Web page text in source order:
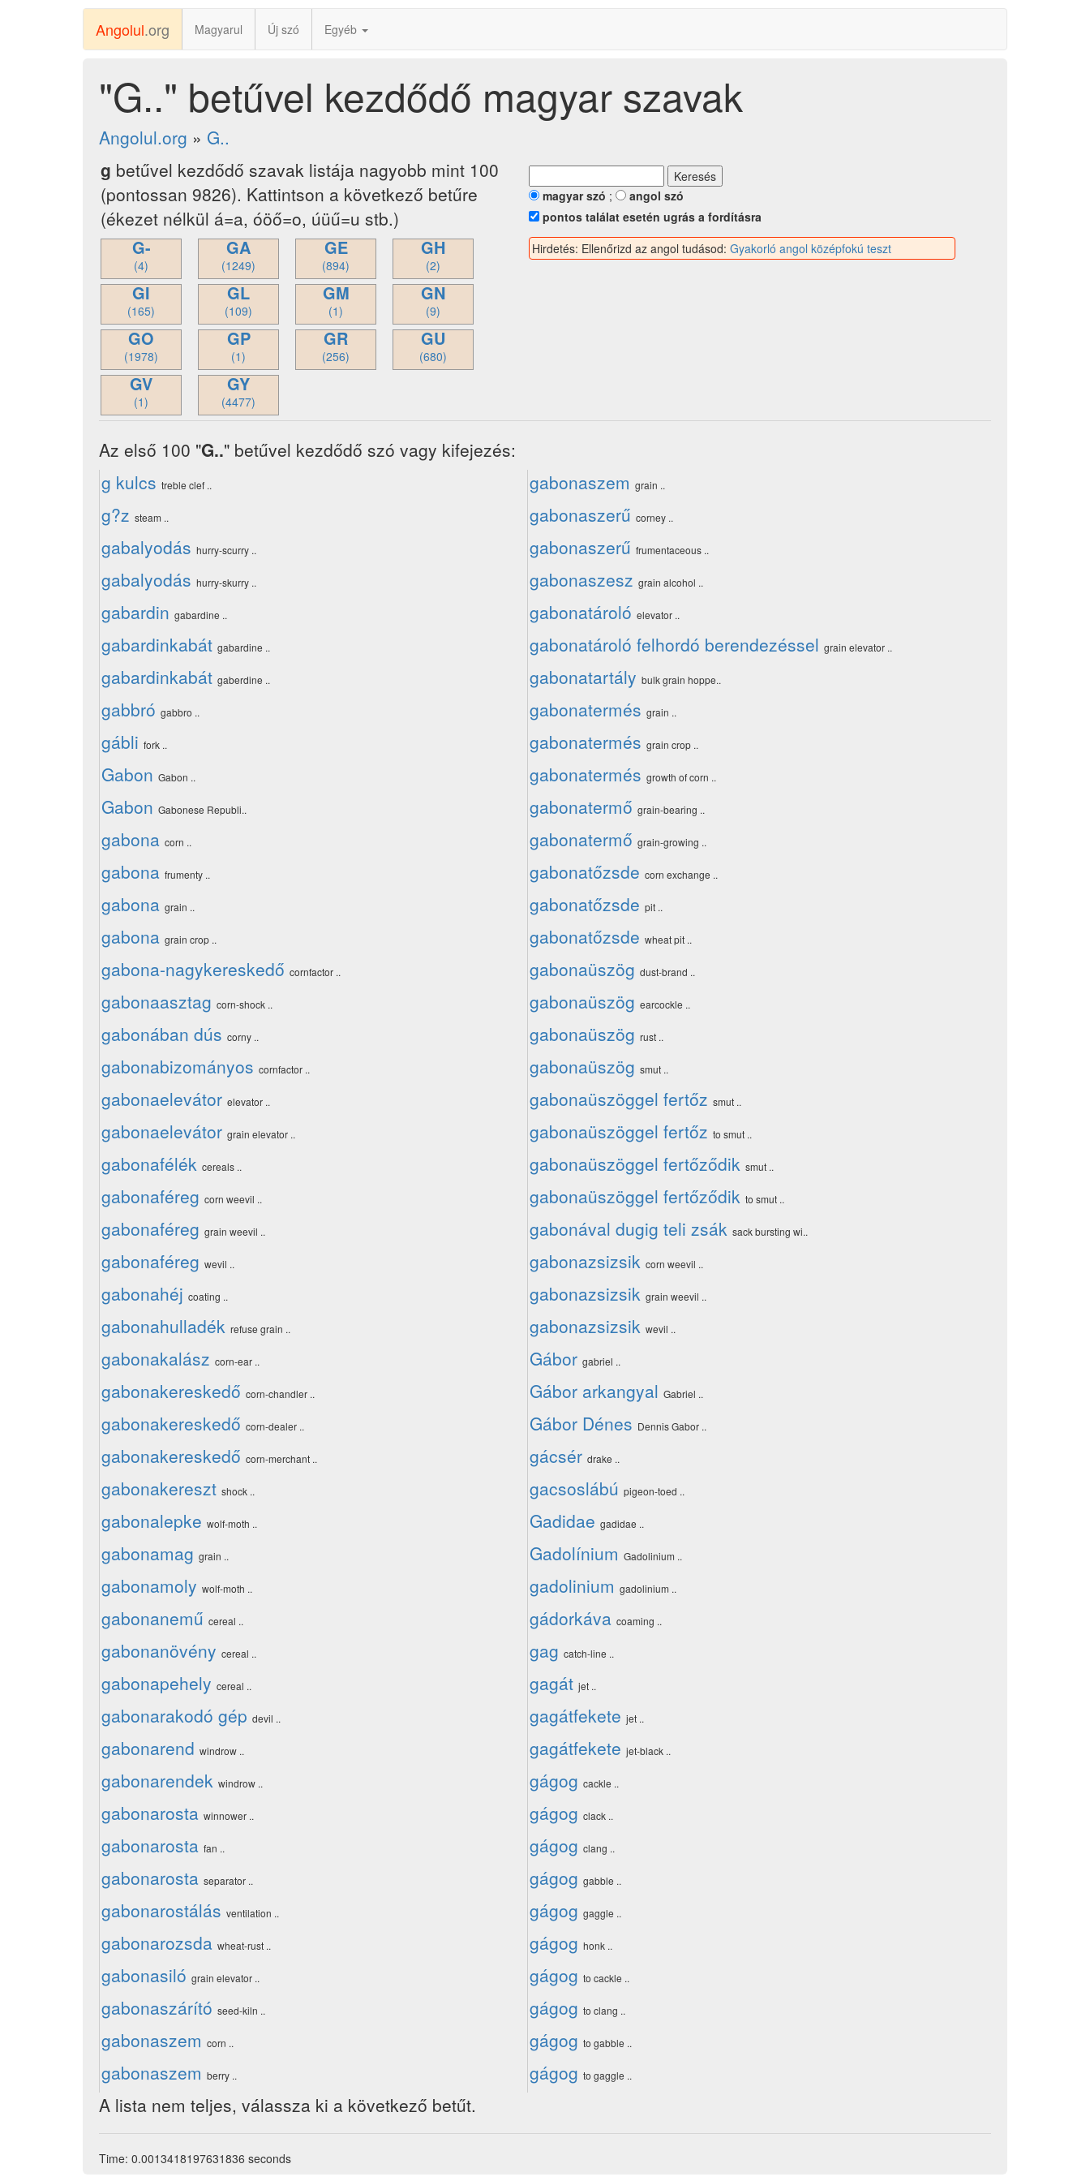
Angolul.org Magyarul Új szó Egyéb
"G.." betűvel kezdődő magyar szavak
Angolul.org » G..
g betűvel kezdődő szavak listája nagyobb mint 100
(pontossan 9826). Kattintson a következő betűre
(ékezet nélkül á=a, óöő=o, úüű=u stb.)
G-
(4)
GA
(1249)
GE
(894)
GH
(2)
GI
(165)
GL
(109)
GM
(1)
GN
(9)
GO
(1978)
GP
(1)
GR
(256)
GU
(680)
GV
(1)
GY
(4477)
magyar szó ;
angol szó
pontos találat esetén ugrás a fordításra
Hirdetés: Ellenőrizd az angol tudásod: Gyakorló angol középfokú teszt
Az első 100 "G.." betűvel kezdődő szó vagy kifejezés:
g kulcs treble clef ..
g?z steam ..
gabalyodás hurry-scurry ..
gabalyodás hurry-skurry ..
gabardin gabardine ..
gabardinkabát gabardine ..
gabardinkabát gaberdine ..
gabbró gabbro ..
gábli fork ..
Gabon Gabon ..
Gabon Gabonese Republi..
gabona corn ..
gabona frumenty ..
gabona grain ..
gabona grain crop ..
gabona-nagykereskedő cornfactor ..
gabonaasztag corn-shock ..
gabonában dús corny ..
gabonabizományos cornfactor ..
gabonaelevátor elevator ..
gabonaelevátor grain elevator ..
gabonafélék cereals ..
gabonaféreg corn weevil ..
gabonaféreg grain weevil ..
gabonaféreg wevil ..
gabonahéj coating ..
gabonahulladék refuse grain ..
gabonakalász corn-ear ..
gabonakereskedő corn-chandler ..
gabonakereskedő corn-dealer ..
gabonakereskedő corn-merchant ..
gabonakereszt shock ..
gabonalepke wolf-moth ..
gabonamag grain ..
gabonamoly wolf-moth ..
gabonanemű cereal ..
gabonanövény cereal ..
gabonapehely cereal ..
gabonarakodó gép devil ..
gabonarend windrow ..
gabonarendek windrow ..
gabonarosta winnower ..
gabonarosta fan ..
gabonarosta separator ..
gabonarostálás ventilation ..
gabonarozsda wheat-rust ..
gabonasiló grain elevator ..
gabonaszárító seed-kiln ..
gabonaszem corn ..
gabonaszem berry ..
gabonaszem grain ..
gabonaszerű corney ..
gabonaszerű frumentaceous ..
gabonaszesz grain alcohol ..
gabonatároló elevator ..
gabonatároló felhordó berendezéssel grain elevator ..
gabonatartály bulk grain hoppe..
gabonatermés grain ..
gabonatermés grain crop ..
gabonatermés growth of corn ..
gabonatermő grain-bearing ..
gabonatermő grain-growing ..
gabonatőzsde corn exchange ..
gabonatőzsde pit ..
gabonatőzsde wheat pit ..
gabonaüszög dust-brand ..
gabonaüszög earcockle ..
gabonaüszög rust ..
gabonaüszög smut ..
gabonaüszöggel fertőz smut ..
gabonaüszöggel fertőz to smut ..
gabonaüszöggel fertőződik smut ..
gabonaüszöggel fertőződik to smut ..
gabonával dugig teli zsák sack bursting wi..
gabonazsizsik corn weevil ..
gabonazsizsik grain weevil ..
gabonazsizsik wevil ..
Gábor gabriel ..
Gábor arkangyal Gabriel ..
Gábor Dénes Dennis Gabor ..
gácsér drake ..
gacsoslábú pigeon-toed ..
Gadidae gadidae ..
Gadolínium Gadolinium ..
gadolinium gadolinium ..
gádorkáva coaming ..
gag catch-line ..
gagát jet ..
gagátfekete jet ..
gagátfekete jet-black ..
gágog cackle ..
gágog clack ..
gágog clang ..
gágog gabble ..
gágog gaggle ..
gágog honk ..
gágog to cackle ..
gágog to clang ..
gágog to gabble ..
gágog to gaggle ..
A lista nem teljes, válassza ki a következő betűt.
Time: 0.0013418197631836 seconds